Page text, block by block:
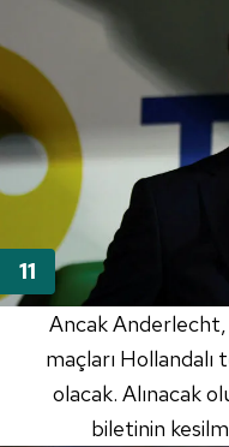
AncakAnderlecht,
maçları
olacak. Alınacak
biletinin